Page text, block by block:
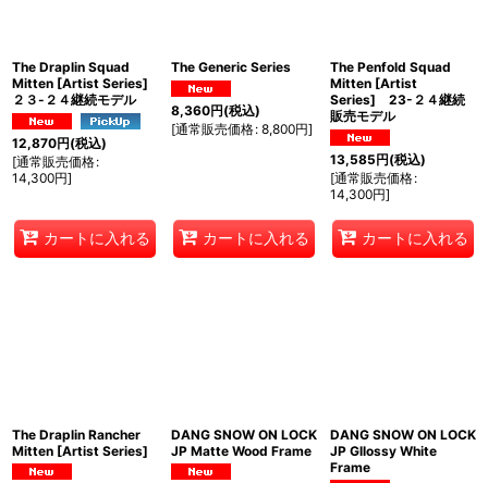
The Draplin Squad
Mitten [Artist Series]
２３-２４継続モデル
12,870円(税込)
[通常販売価格:
14,300円]
カートに入れる
The Generic Series
8,360円(税込)
[通常販売価格: 8,800円]
カートに入れる
The Penfold Squad
Mitten [Artist
Series] 23-２４継続
販売モデル
13,585円(税込)
[通常販売価格:
14,300円]
カートに入れる
The Draplin Rancher
Mitten [Artist Series]
DANG SNOW ON LOCK
JP Matte Wood Frame
DANG SNOW ON LOCK
JP Gllossy White
Frame